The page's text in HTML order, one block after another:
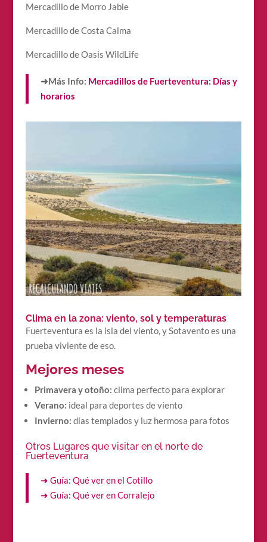
Mercadillo de Morro Jable
Mercadillo de Costa Calma
Mercadillo de Oasis WildLife
➜Más Info: Mercadillos de Fuerteventura: Días y
horarios
Clima en la zona: viento, sol y temperaturas
Fuerteventura es la isla del viento, y Sotavento es una
prueba viviente de eso.
Mejores meses
Primavera y otoño: clima perfecto para explorar
Verano: ideal para deportes de viento
Invierno: días templados y luz hermosa para fotos
Otros Lugares que visitar en el norte de
Fuerteventura
➜ Guía: Qué ver en el Cotillo
➜ Guía: Qué ver en Corralejo